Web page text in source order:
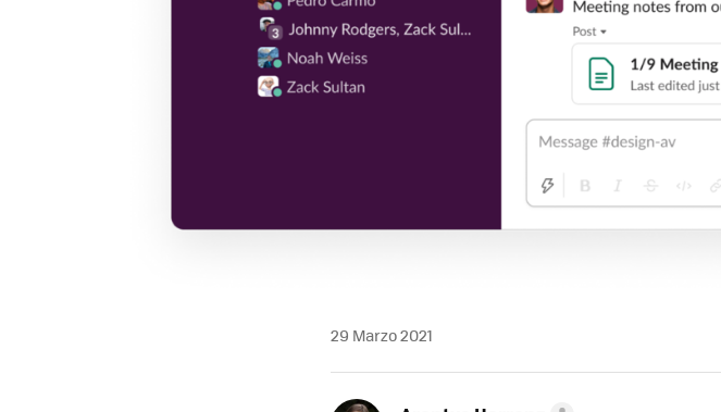
29 Marzo 2021